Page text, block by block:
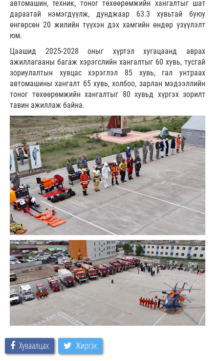
автомашин, техник, тоног төхөөрөмжийн хангалтыг шат
дараатай нэмэгдүүлж, дунджаар 63.3 хувьтай буюу
өнгөрсөн 20 жилийн түүхэн дэх хамгийн өндөр үзүүлэлт
юм.
Цаашид 2025-2028 оныг хүртэл хугацаанд аврах
ажиллагааны багаж хэрэгслийн хангалтыг 60 хувь, тусгай
зориулалтын хувцас хэрэглэл 85 хувь, гал унтраах
автомашины хангалт 65 хувь, холбоо, зарлан мэдээллийн
тоног төхөөрөмжийн хангалтыг 80 хувьд хүргэх зорилт
тавин ажиллаж байна.
Хуваалцах Жиргэх